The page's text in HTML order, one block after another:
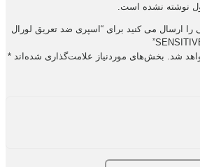
نوشته نشده است.
را ارسال می کنید برای “اسپری ضد تعریق لورال
شد.
بخش‌های موردنیاز علامت‌گذاری شده‌اند *